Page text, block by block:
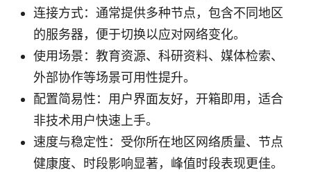
连接方式：通常提供多种节点，包含不同地区
的服务器，便于切换以应对网络变化。
使用场景：教育资源、科研资料、媒体检索、
外部协作等场景可用性提升。
配置简易性：用户界面友好，开箱即用，适合
非技术用户快速上手。
速度与稳定性：受你所在地区网络质量、节点
健康度、时段影响显著，峰值时段表现更佳。